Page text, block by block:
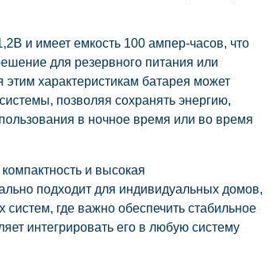
и имеет емкость 100 ампер-часов, что
для резервного питания или
характеристикам батарея может
позволяя сохранять энергию,
в ночное время или во время
и высокая
подходит для индивидуальных домов,
где важно обеспечить стабильное
интегрировать его в любую систему